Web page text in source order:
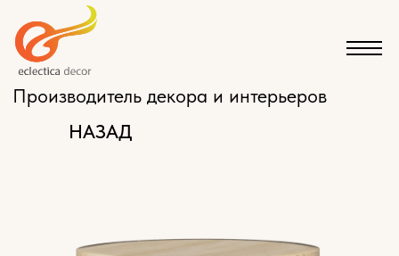
НАЗАД
Производитель декора и интерьеров
КАТАЛОГ ЭКСКЛЮЗИВНАЯ МЕБЕЛЬ НА ЗАКАЗ